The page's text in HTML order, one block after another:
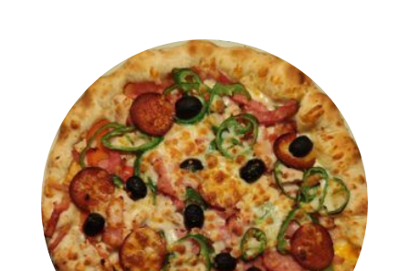
precios:
desde
€14,50
hasta
€25,90